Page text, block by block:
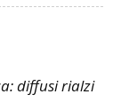
diffusi rialzi